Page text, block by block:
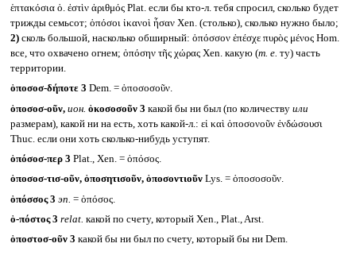
ἑπτακόσια ὁ. ἐστὶν ἀριθμός Plat. если бы кто-л. тебя спросил, сколько будет
трижды семьсот; ὁπόσοι ἱκανοὶ ἦσαν Xen. (столько), сколько нужно было;
2)сколь большой, насколько обширный: ὁπόσσον ἐπέσχε πυρὸς μένος Hom.
все, что охвачено огнем; ὁπόσην τῆς χώρας Xen. какую (т. е. ту) часть
территории.
ὁποσοσ-δήποτε 3 Dem. = ὁποσοσοῦν.
ὁποσοσ-οῦν, ион. ὁκοσοσοῦν 3 какой бы ни был (по количеству или
размерам), какой ни на есть, хоть какой-л.: εἰ καὶ ὁποσονοῦν ἐνδώσουσι
Thuc. если они хоть сколько-нибудь уступят.
ὁπόσοσ-περ 3 Plat., Xen. = ὁπόσος.
ὁποσοσ-τισ-οῦν, ὁποσητισοῦν, ὁποσοντιοῦνLys. = ὁποσοσοῦν.
ὁπόσσος 3 эп. = ὁπόσος.
ὁ-πόστος 3 relat. какой по счету, который Xen., Plat., Arst.
ὁποστοσ-οῦν 3 какой бы ни был по счету, который бы ни Dem.